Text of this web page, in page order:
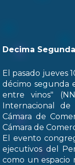
Decima
El pasado jueves
décimo segunda
entre vinos"
Internacional de
Cámara de
Cámara de
El evento
ejecutivos del
como un espacio